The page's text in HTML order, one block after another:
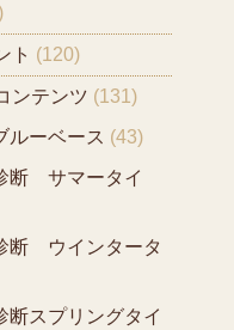
ト (120)
ンテンツ (131)
ルーベース (43)
断 サマータイ
断 ウインタータ
断スプリングタイ